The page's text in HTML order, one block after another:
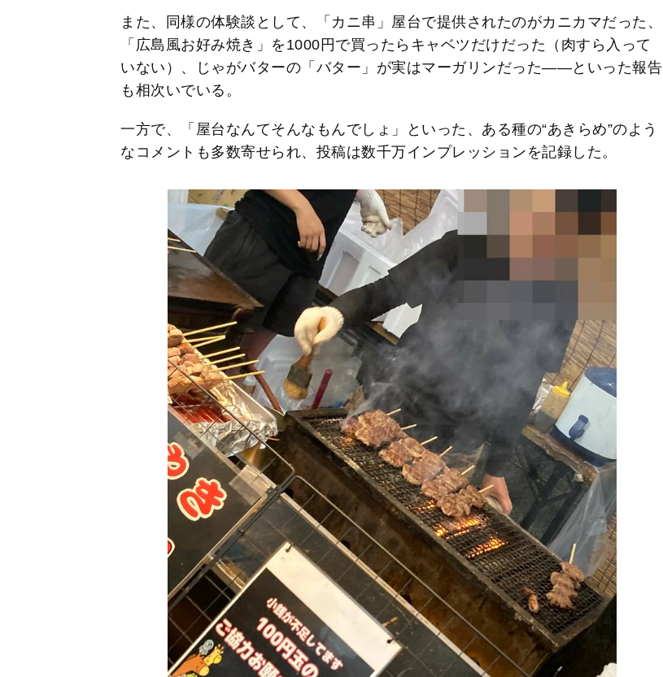
また、同様の体験談として、「カニ串」屋台で提供されたのがカニカマだった、
「広島風お好み焼き」を1000円で買ったらキャベツだけだった（肉すら入って
いない）、じゃがバターの「バター」が実はマーガリンだった――といった報告
も相次いでいる。
一方で、「屋台なんてそんなもんでしょ」といった、ある種の“あきらめ”のよう
なコメントも多数寄せられ、投稿は数千万インプレッションを記録した。